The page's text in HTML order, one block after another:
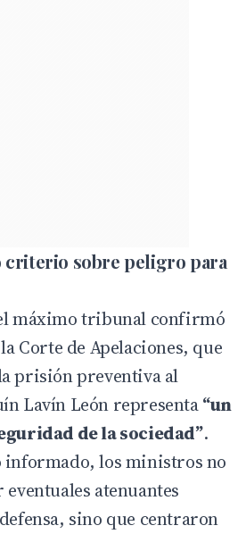
criterio sobre peligro para
máximo tribunal confirmó
Corte de Apelaciones, que
prisión preventiva al
Lavín León representa“un
de la sociedad”.
informado, los ministros no
atenuantes
sino que centraron